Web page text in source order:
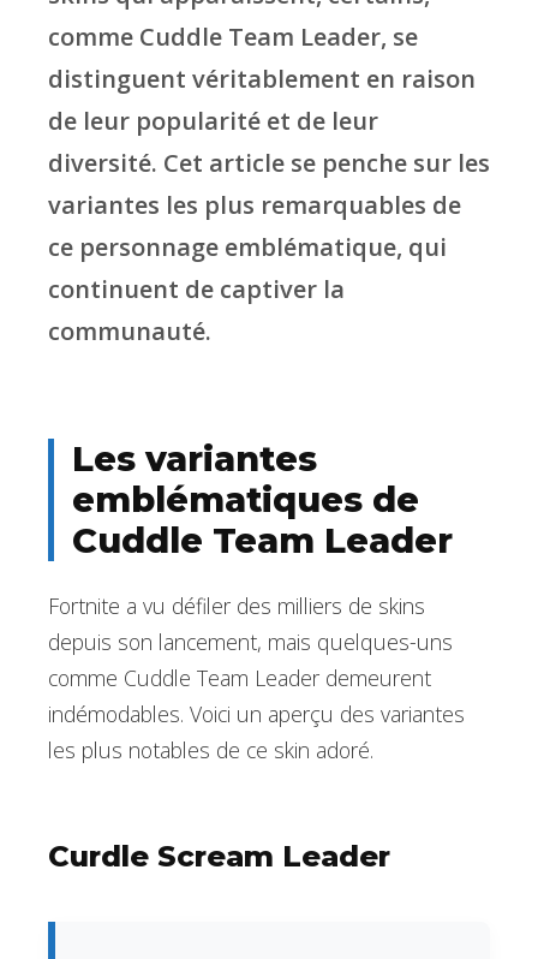
comme Cuddle Team Leader, se
distinguent véritablement en raison
de leur popularité et de leur
diversité. Cet article se penche sur les
variantes les plus remarquables de
ce personnage emblématique, qui
continuent de captiver la
communauté.
Les variantes
emblématiques de
Cuddle Team Leader
Fortnite a vu défiler des milliers de skins
depuis son lancement, mais quelques-uns
comme Cuddle Team Leader demeurent
indémodables. Voici un aperçu des variantes
les plus notables de ce skin adoré.
Curdle Scream Leader